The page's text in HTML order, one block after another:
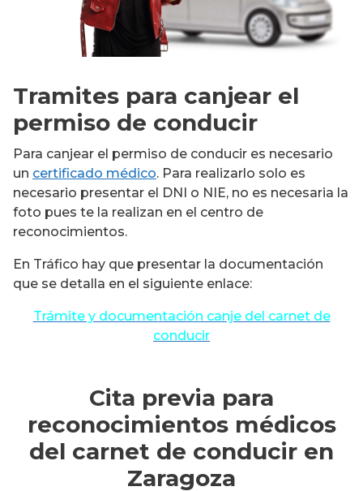
Tramites para canjear el
permiso de conducir
Para canjear el permiso de conducir es necesario
un certificado médico. Para realizarlo solo es
necesario presentar el DNI o NIE, no es necesaria la
foto pues te la realizan en el centro de
reconocimientos.
En Tráfico hay que presentar la documentación
que se detalla en el siguiente enlace:
Trámite y documentación canje del carnet de
conducir
Cita previa para
reconocimientos médicos
del carnet de conducir en
Zaragoza